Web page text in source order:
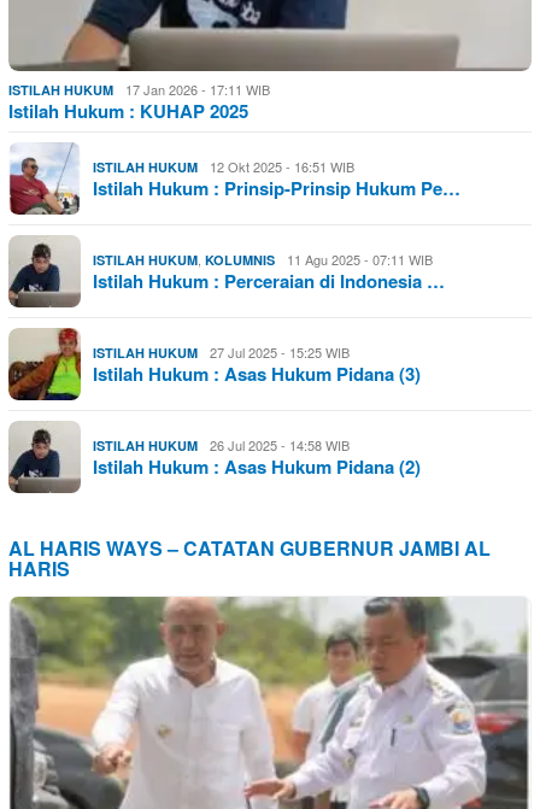
ISTILAH HUKUM 17 Jan 2026 - 17:11 WIB
Istilah Hukum : KUHAP 2025
ISTILAH HUKUM 12 Okt 2025 - 16:51 WIB
Istilah Hukum : Prinsip-Prinsip Hukum Pe…
ISTILAH HUKUM KOLUMNIS 11 Agu 2025 - 07:11 WIB
Istilah Hukum : Perceraian di Indonesia …
ISTILAH HUKUM 27 Jul 2025 - 15:25 WIB
Istilah Hukum : Asas Hukum Pidana (3)
ISTILAH HUKUM 26 Jul 2025 - 14:58 WIB
Istilah Hukum : Asas Hukum Pidana (2)
AL HARIS WAYS – CATATAN GUBERNUR JAMBI AL
HARIS